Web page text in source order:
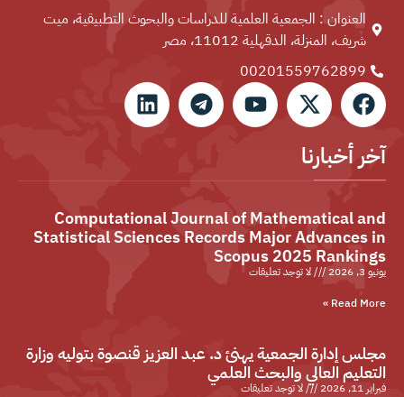
العنوان : الجمعية العلمية للدراسات والبحوث التطبيقية، ميت
شريف، المنزلة، الدقهلية 11012، مصر
00201559762899⁩
آخر أخبارنا
Computational Journal of Mathematical and
Statistical Sciences Records Major Advances in
Scopus 2025 Rankings
يونيو 3, 2026
لا توجد تعليقات
Read More »
مجلس إدارة الجمعية يهنئ د. عبد العزيز قنصوة بتوليه وزارة
التعليم العالي والبحث العلمي
فبراير 11, 2026
لا توجد تعليقات